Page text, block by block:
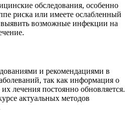
обследования, особенно
риска или имеете ослабленный
возможные инфекции на
и рекомендациями в
так как информация о
лечения постоянно обновляется.
актуальных методов